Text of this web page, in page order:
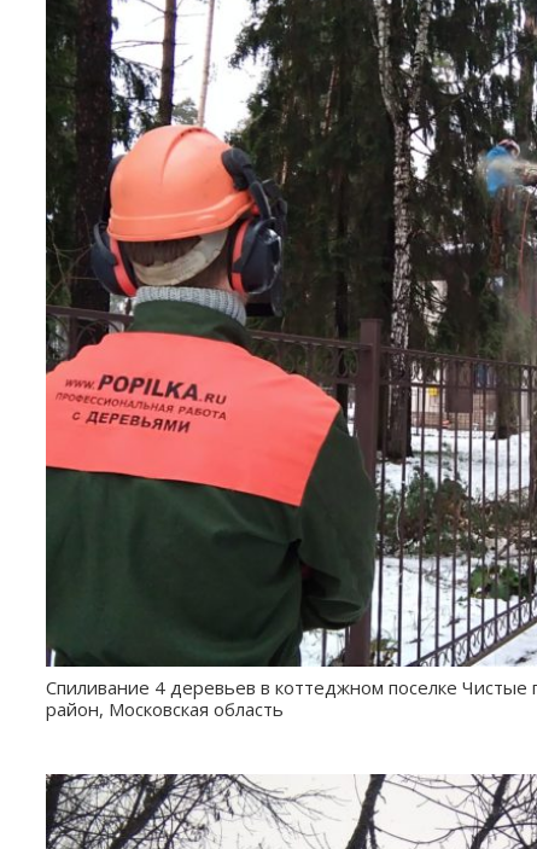
Спиливание 4 деревьев в коттеджном поселке
район, Московская область